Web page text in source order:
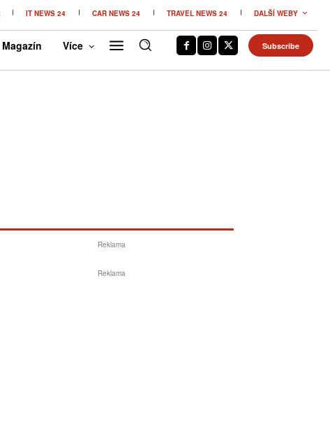
IT NEWS 24 CAR NEWS 24 TRAVEL NEWS 24 DALŠÍ WEBY
Magazín Více Subscribe
Reklama
Reklama